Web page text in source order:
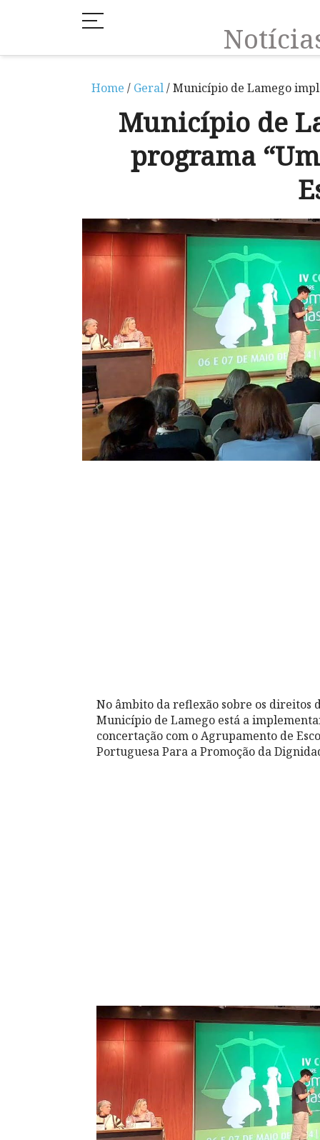
Home / Geral/ Município de Lamego
Município de
programa
No âmbito da reflexão sobre os direitos
Município de Lamego está a
concertação com o Agrupamento de
Portuguesa Para a Promoção da